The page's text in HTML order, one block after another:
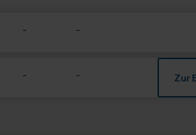
Sie können durch diese
- -
- -